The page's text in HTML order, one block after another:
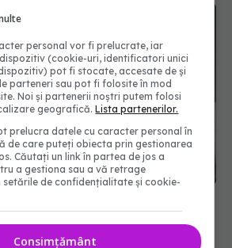
timp de 613 zile.
Conduce la apariția
sensibile
personal vor fi prelucrate, iar
(cookie-uri, identificatori unici
pot fi stocate, accesate de și
parteneri sau pot fi folosite în mod
Noi și partenerii noștri putem folosi
geografică.Lista partenerilor.
prelucra datele cu caracter personal în
de care puteți obiecta prin gestionarea
Căutați un link în partea de jos a
a gestiona sau a vă retrage
setările de confidențialitate și cookie-
Consimțământ